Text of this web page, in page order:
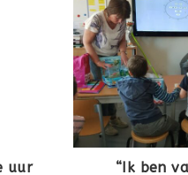
uur “Ik ben